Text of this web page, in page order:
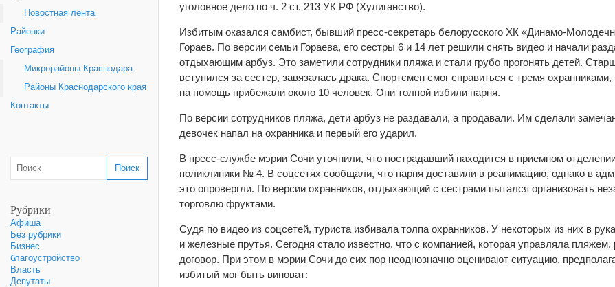
Новостная лента
Районки
География
Микрорайоны Краснодара
Районы Краснодарского края
Контакты
Рубрики
Афиша
Без рубрики
Бизнес
благоустройство
Власть
Депутаты
уголовное дело по ч. 2 ст. 213 УК РФ (Хулиганство).
Избитым оказался самбист, бывший пресс-секретарь белорусского ХК «Динамо-
Гораев. По версии семьи Гораева, его сестры 6 и 14 лет решили снять видео и начали
отдыхающим арбуз. Это заметили сотрудники пляжа и стали грубо прогонять детей.
вступился за сестер, завязалась драка. Спортсмен смог справиться с тремя охранниками,
на помощь прибежали около 10 человек. Они толпой избили парня.
По версии сотрудников пляжа, дети арбуз не раздавали, а продавали. Им сделали
девочек напал на охранника и первый его ударил.
В пресс-службе мэрии Сочи уточнили, что пострадавший находится в приемном
поликлиники № 4. В соцсетях сообщали, что парня доставили в реанимацию, однако в
это опровергли. По версии охранников, отдыхающий с сестрами пытался организовать
торговлю фруктами.
Судя по видео из соцсетей, туриста избивала толпа охранников. У некоторых из них в
и железные прутья. Сегодня стало известно, что с компанией, которая управляла пляжем,
договор. При этом в мэрии Сочи до сих пор неоднозначно оценивают ситуацию,
избитый мог быть виноват: